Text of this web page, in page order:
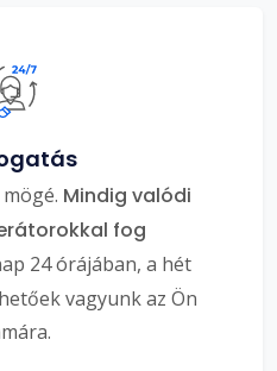
Mindig valódi
fog
24 órájában, a hét
vagyunk az Ön